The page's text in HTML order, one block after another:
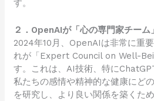
す。
２．OpenAIが「心の専門家チーム
2024年10月、OpenAIは非常に重
れが「Expert Council on Well-
す。これは、AI技術、特に
私たちの感情や精神的な健康にど
を研究し、より良い関係を築くた